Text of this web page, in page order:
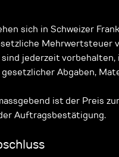
sich in Schweizer
Mehrwertsteuer
jederzeit vorbehalten,
Abgaben,
ist der Preis
Auftragsbestätigung.